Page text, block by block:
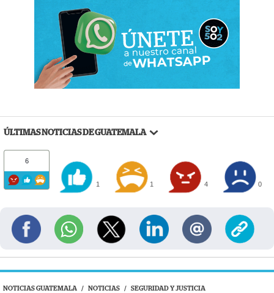
ÚLTIMAS NOTICIAS DE GUATEMALA
6
1 1 4 0
NOTICIAS GUATEMALA / NOTICIAS / SEGURIDAD Y JUSTICIA